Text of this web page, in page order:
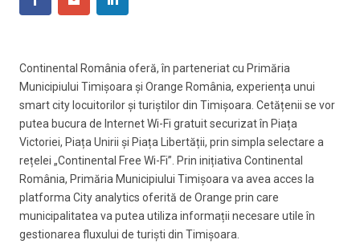
Continental România oferă, în parteneriat cu Primăria
Municipiului Timișoara și Orange România, experiența unui
smart city locuitorilor și turiștilor din Timișoara. Cetățenii se vor
putea bucura de Internet Wi-Fi gratuit securizat în Piața
Victoriei, Piața Unirii și Piața Libertății, prin simpla selectare a
rețelei „Continental Free Wi-Fi”. Prin inițiativa Continental
România, Primăria Municipiului Timișoara va avea acces la
platforma City analytics oferită de Orange prin care
municipalitatea va putea utiliza informații necesare utile în
gestionarea fluxului de turiști din Timișoara.